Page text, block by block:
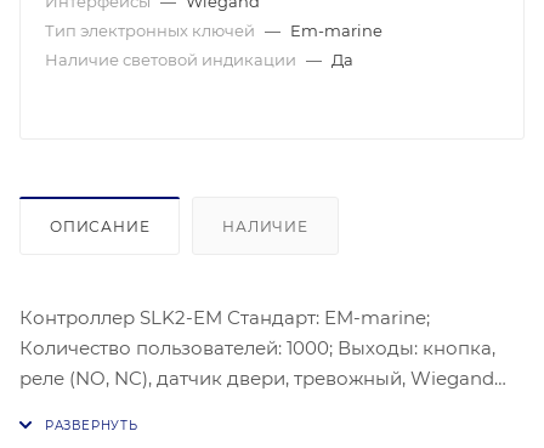
Тип электронных ключей — Em-marine
Наличие световой индикации — Да
ОПИСАНИЕ НАЛИЧИЕ
Контроллер SLK2-EM Стандарт: EM-marine;
Количество пользователей: 1000; Выходы: кнопка,
реле (NO, NC), датчик двери, тревожный, Wiegand